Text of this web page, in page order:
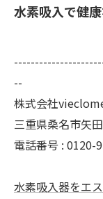
水素吸入で健
--
株式会社
三重県桑名市矢
電話番号 : 0120-
水素吸入器をエ